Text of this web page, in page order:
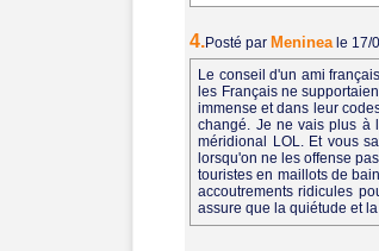
4.Posté par Meninea le 17/
Le conseil d'un ami
les Français ne
immense et dans leur
changé. Je ne vais plus à
méridional LOL. Et vous
lorsqu'on ne les offense
touristes en maillots de
accoutrements ridicules
assure que la quiétude et